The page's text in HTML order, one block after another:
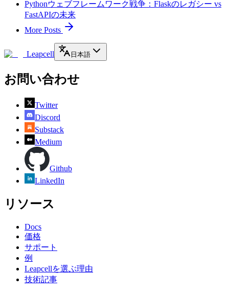
Pythonウェブフレームワーク戦争：Flaskのレガシー vs
FastAPIの未来
More Posts
Leapcell 日本語
お問い合わせ
Twitter
Discord
Substack
Medium
Github
LinkedIn
リソース
Docs
価格
サポート
例
Leapcellを選ぶ理由
技術記事